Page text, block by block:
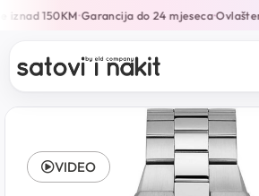
iznad 150KM•Garancija do 24 mjeseca•
VIDEO